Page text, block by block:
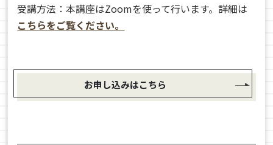
受講方法：本講座はZoomを使って行います。詳細は
こちらをご覧ください。
お申し込みはこちら